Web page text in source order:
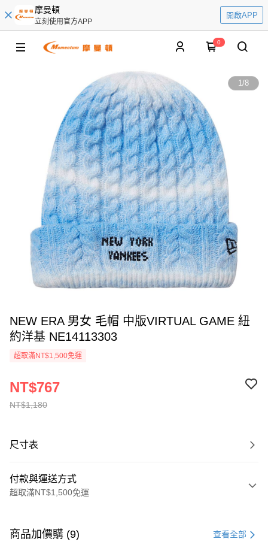
摩曼頓
立刻使用官方APP
開啟APP
0
1/8
NEW ERA 男女 毛帽 中版VIRTUAL GAME 紐
約洋基 NE14113303
超取滿NT$1,500免運
NT$1,180
NT$767
尺寸表
付款與運送方式
超取滿NT$1,500免運
信用卡一次付款
商品加價購 (9) 查看全部